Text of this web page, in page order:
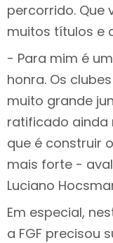
percorrido. Que
muitos títulos e
- Para mim é
honra. Os
muito grande
ratificado ainda
que é construir
mais forte -
Luciano
Em especial,
a FGF precisou